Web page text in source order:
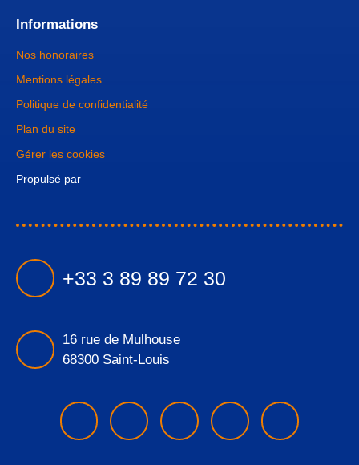
Informations
Nos honoraires
Mentions légales
Politique de confidentialité
Plan du site
Gérer les cookies
Propulsé par
+33 3 89 89 72 30
16 rue de Mulhouse
68300 Saint-Louis